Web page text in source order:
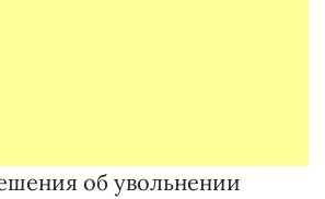
об увольнении